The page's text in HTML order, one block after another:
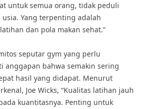
untuk semua orang, tidak peduli
Yang terpenting adalah
dan pola makan sehat.”
seputar gym yang perlu
anggapan bahwa semakin sering
hasil yang didapat. Menurut
Joe Wicks, “Kualitas latihan jauh
kuantitasnya. Penting untuk